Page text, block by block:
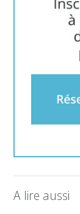
A lire aussi